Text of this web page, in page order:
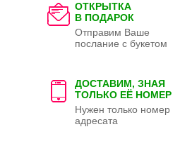
ОТКРЫТКА
В ПОДАРОК
Отправим Ваше
послание с букетом
ДОСТАВИМ, ЗНАЯ
ТОЛЬКО ЕЁ НОМЕР
Нужен только номер
адресата